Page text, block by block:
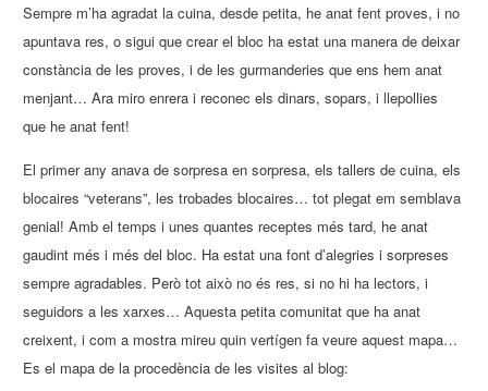
Sempre m’ha agradat la cuina, desde petita, he anat fent proves, i no
apuntava res, o sigui que crear el bloc ha estat una manera de deixar
constància de les proves, i de les gurmanderies que ens hem anat
menjant… Ara miro enrera i reconec els dinars, sopars, i llepollies
que he anat fent!
El primer any anava de sorpresa en sorpresa, els tallers de cuina, els
blocaires “veterans”, les trobades blocaires… tot plegat em semblava
genial! Amb el temps i unes quantes receptes més tard, he anat
gaudint més i més del bloc. Ha estat una font d’alegries i sorpreses
sempre agradables. Però tot això no és res, si no hi ha lectors, i
seguidors a les xarxes… Aquesta petita comunitat que ha anat
creixent, i com a mostra mireu quin vertígen fa veure aquest mapa…
Es el mapa de la procedència de les visites al blog: